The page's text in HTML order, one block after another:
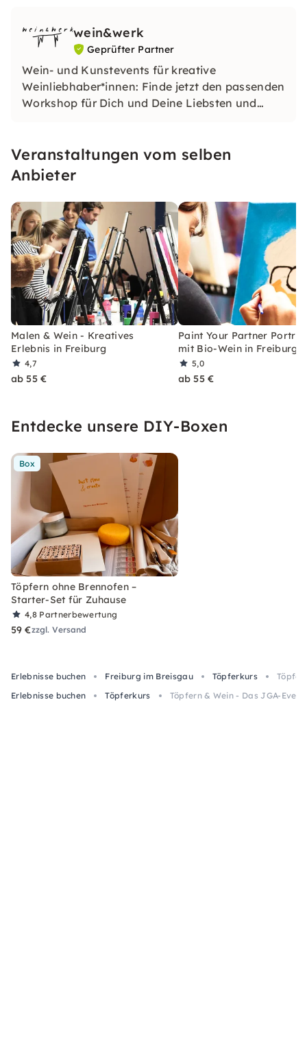
wein&werk
Geprüfter Partner
Wein- und Kunstevents für kreative
Weinliebhaber*innen: Finde jetzt den passenden
Workshop für Dich und Deine Liebsten und
Veranstaltungen vom selben
Anbieter
Malen & Wein - Kreatives
Erlebnis in Freiburg
4,7
ab 55 €
Paint Your Partner
mit Bio-Wein in Freiburg
5,0
ab 55 €
Entdecke unsere DIY-Boxen
Box
Töpfern ohne Brennofen –
Starter-Set für Zuhause
4,8 Partnerbewertung
59 €zzgl. Versand
Erlebnisse buchen Freiburg im Breisgau Töpferkurs
Erlebnisse buchen
Töpferkurs Töpfern & Wein - Das JGA-